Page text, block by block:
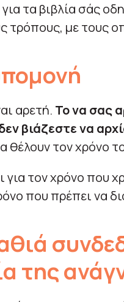
τα βιβλία σάς
τρόπους, με τους
αρετή. Το να σας
βιάζεστε να
θέλουν τον χρόνο
για τον χρόνο που
που πρέπει να
της